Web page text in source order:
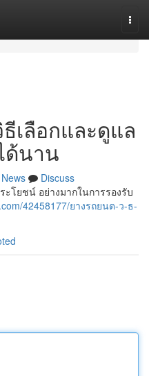
เลือกและดูแล
ด้นาน
News
Discuss
ะโยชน์ อย่างมากในการรองรับ
42458177/ยางรถยนต-ว-ธ-